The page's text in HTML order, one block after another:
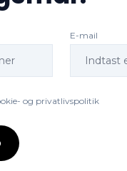
E-mail
og privatlivspolitik